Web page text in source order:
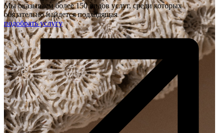
Мы оказываем более 150 видов услуг, среди которых
обязательно найдется подходящая
подобрать услугу